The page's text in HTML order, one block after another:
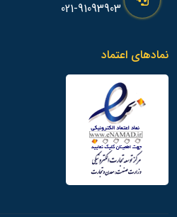
021-91093903
نمادهای اعتماد